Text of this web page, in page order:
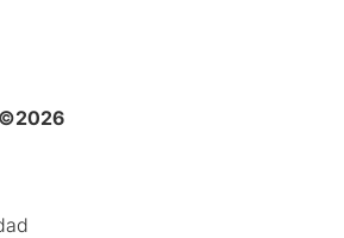
©2026